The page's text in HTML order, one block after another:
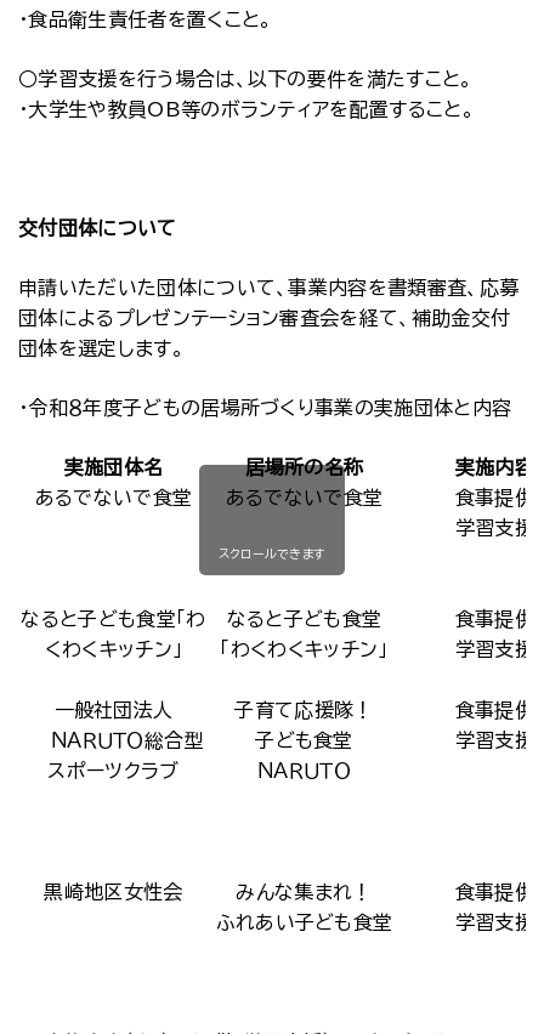
・食品衛生責任者を置くこと。
○学習支援を行う場合は、以下の要件を満たすこと。
・大学生や教員OB等のボランティアを配置すること。
交付団体について
申請いただいた団体について、事業内容を書類審査、応募
団体によるプレゼンテーション審査会を経て、補助金交付
団体を選定します。
・令和８年度子どもの居場所づくり事業の実施団体と内容
実施団体名 居場所の名称
実施内容
あるでないで食堂
あるでないで食堂
食事提供
学習支援
なると子ども食堂「わ
くわくキッチン」
なると子ども食堂
「わくわくキッチン」
食事提供
学習支援
一般社団法人
ＮＡＲＵＴＯ総合型
スポーツクラブ
子育て応援隊！
子ども食堂
ＮＡＲＵＴＯ
食事提供
学習支援
黒崎地区女性会
みんな集まれ！
ふれあい子ども食堂
食事提供
学習支援
スクロールできます